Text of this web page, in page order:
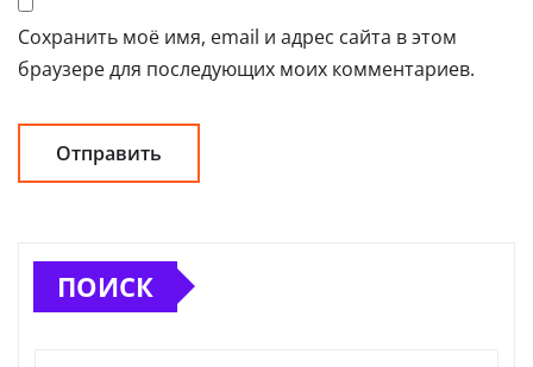
Сохранить моё имя, email и адрес сайта в этом
браузере для последующих моих комментариев.
ПОИСК